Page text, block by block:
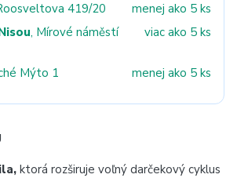
419/20
menej ako 5 ks
, Mírové náměstí
viac ako 5 ks
Mýto 1 menej ako 5 ks
ktorá rozširuje voľný darčekový cyklus